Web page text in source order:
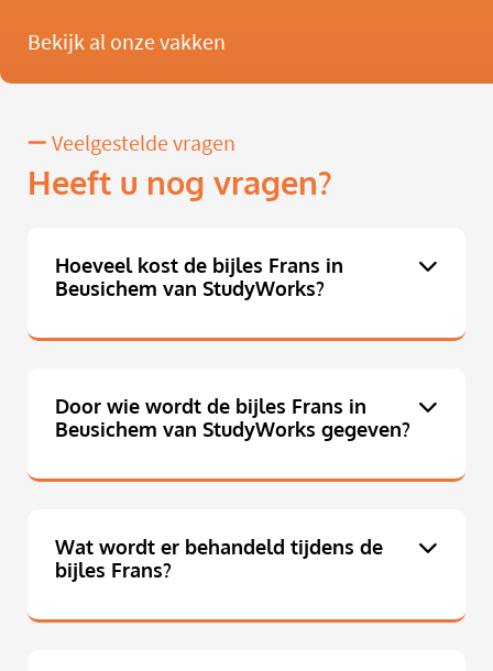
Bekijk al onze vakken
Veelgestelde vragen
Heeft u nog vragen?
Hoeveel kost de bijles Frans in
Beusichem van StudyWorks?
Door wie wordt de bijles Frans in
Beusichem van StudyWorks gegeven?
Wat wordt er behandeld tijdens de
bijles Frans?